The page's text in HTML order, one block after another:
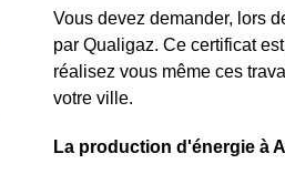
Vous devez demander, lors
par Qualigaz. Ce certificat
réalisez vous même ces
votre ville.
La production d'énergie à